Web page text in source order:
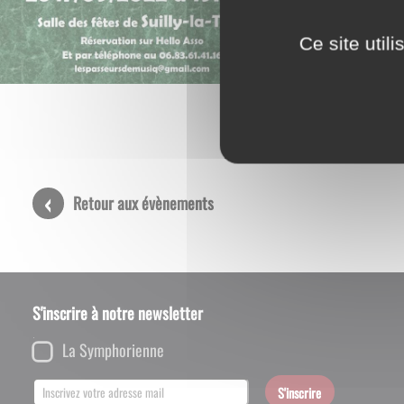
Avec (au 06
Retour aux évènements
S'inscrire à notre newsletter
La Symphorienne
S'inscrire
Ce site